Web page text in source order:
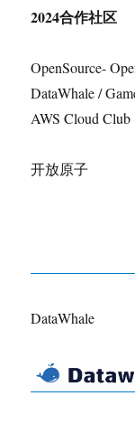
2024合作社区
OpenSource-
DataWhale /
AWS Cloud Club
开放原子
DataWhale